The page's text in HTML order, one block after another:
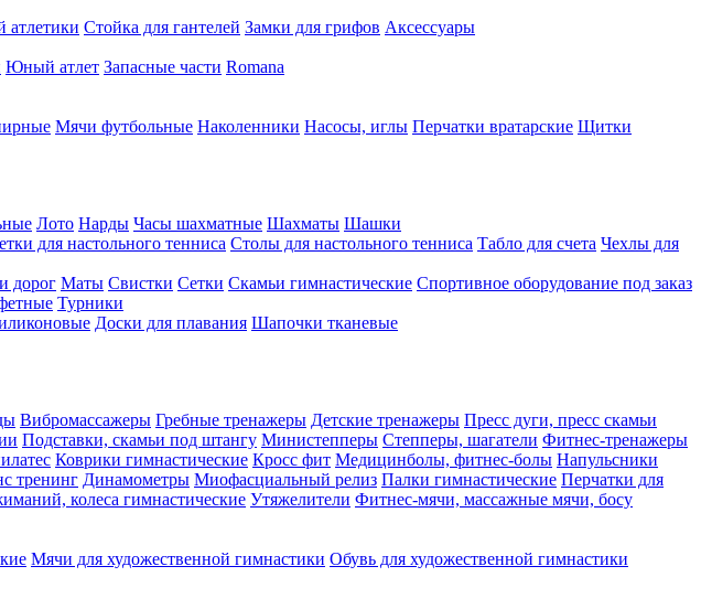
атлетики Стойка для гантелей Замки для грифов Аксессуары
Юный атлет Запасные части Romana
Мячи футбольные Наколенники Насосы, иглы Перчатки вратарские Щитки
Лото Нарды Часы шахматные Шахматы Шашки
для настольного тенниса Столы для настольного тенниса Табло для счета Чехлы для
дорог Маты Свистки Сетки Скамьи гимнастические Спортивное оборудование под заказ
Турники
Доски для плавания Шапочки тканевые
Вибромассажеры Гребные тренажеры Детские тренажеры Пресс дуги, пресс скамьи
Подставки, скамьи под штангу Министепперы Степперы, шагатели Фитнес-тренажеры
Коврики гимнастические Кросс фит Медицинболы, фитнес-болы Напульсники
тренинг Динамометры Миофасциальный релиз Палки гимнастические Перчатки для
колеса гимнастические Утяжелители Фитнес-мячи, массажные мячи, босу
Мячи для художественной гимнастики Обувь для художественной гимнастики